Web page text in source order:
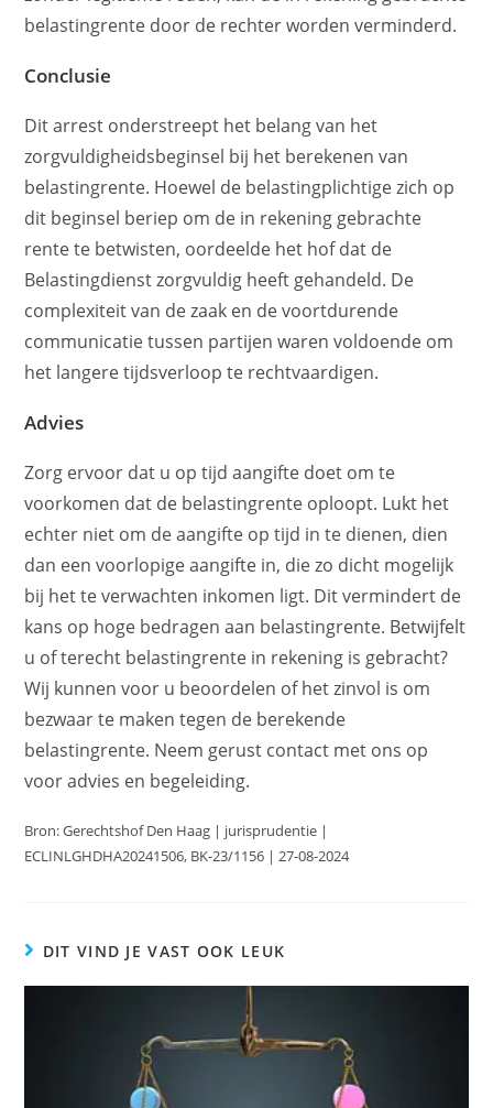
belastingrente door de rechter worden verminderd.
Conclusie
Dit arrest onderstreept het belang van het
zorgvuldigheidsbeginsel bij het berekenen van
belastingrente. Hoewel de belastingplichtige zich op
dit beginsel beriep om de in rekening gebrachte
rente te betwisten, oordeelde het hof dat de
Belastingdienst zorgvuldig heeft gehandeld. De
complexiteit van de zaak en de voortdurende
communicatie tussen partijen waren voldoende om
het langere tijdsverloop te rechtvaardigen.
Advies
Zorg ervoor dat u op tijd aangifte doet om te
voorkomen dat de belastingrente oploopt. Lukt het
echter niet om de aangifte op tijd in te dienen, dien
dan een voorlopige aangifte in, die zo dicht mogelijk
bij het te verwachten inkomen ligt. Dit vermindert de
kans op hoge bedragen aan belastingrente. Betwijfelt
u of terecht belastingrente in rekening is gebracht?
Wij kunnen voor u beoordelen of het zinvol is om
bezwaar te maken tegen de berekende
belastingrente. Neem gerust contact met ons op
voor advies en begeleiding.
Bron: Gerechtshof Den Haag | jurisprudentie |
ECLINLGHDHA20241506, BK-23/1156 | 27-08-2024
DIT VIND JE VAST OOK LEUK